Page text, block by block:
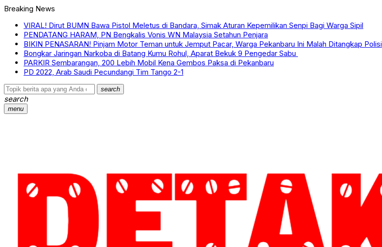
Breaking News
VIRAL! Dirut BUMN Bawa Pistol Meletus di Bandara, Simak Aturan Kepemilikan Senpi Bagi Warga Sipil
PENDATANG HARAM, PN Bengkalis Vonis WN Malaysia Setahun Penjara
BIKIN PENASARAN! Pinjam Motor Teman untuk Jemput Pacar, Warga Pekanbaru Ini Malah Ditangkap Polisi
Bongkar Jaringan Narkoba di Batang Kumu Rohul, Aparat Bekuk 9 Pengedar Sabu
PARKIR Sembarangan, 200 Lebih Mobil Kena Gembos Paksa di Pekanbaru
PD 2022, Arab Saudi Pecundangi Tim Tango 2-1
search
search
menu